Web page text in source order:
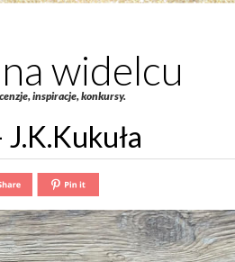
widelcu
inspiracje, konkursy.